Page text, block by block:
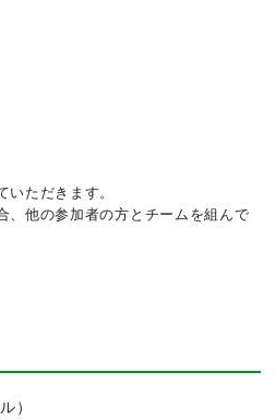
いただきます。
、他の参加者の方とチームを組んで
）